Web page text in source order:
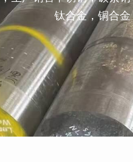
钛合金，铜合金